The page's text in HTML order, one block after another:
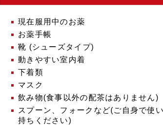
現在服用中のお薬
お薬手帳
靴 (シューズタイプ)
動きやすい室内着
下着類
マスク
飲み物(食事以外の配茶はありません)
スプーン、フォークなど(ご自身で使
持ちください)